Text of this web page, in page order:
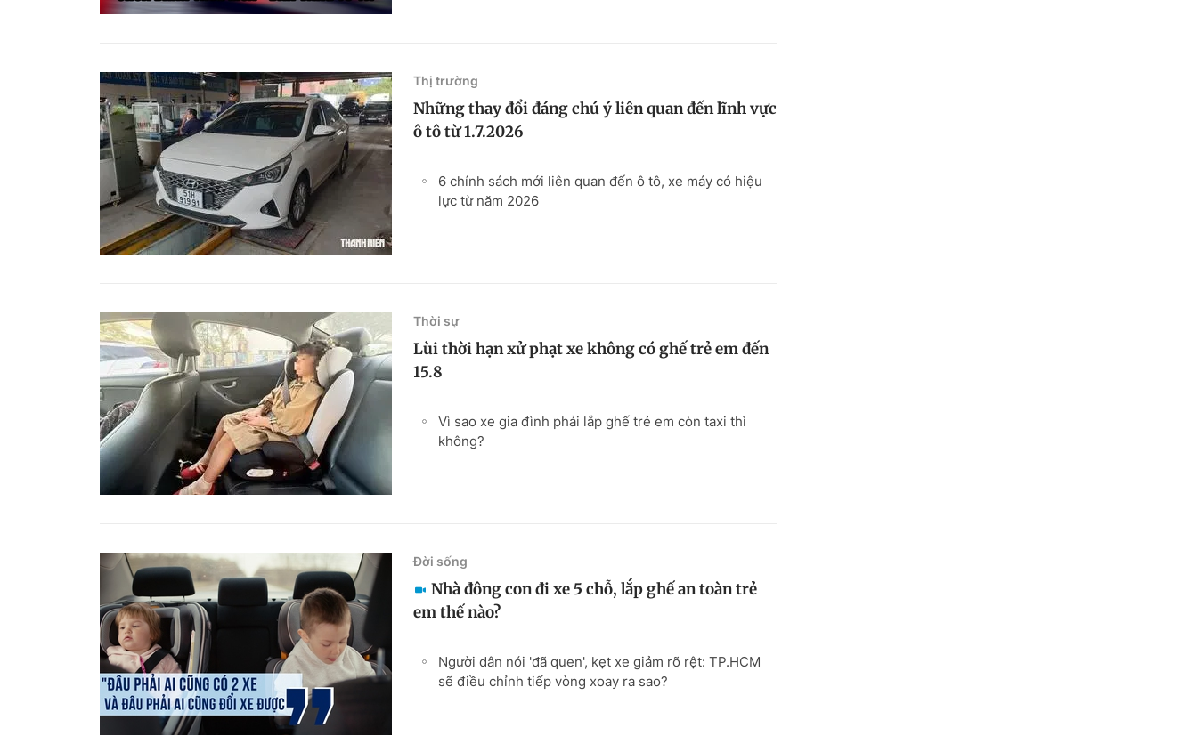
Thị trường
Những thay đổi đáng chú ý liên quan đến lĩnh vực
ô tô từ 1.7.2026
6 chính sách mới liên quan đến ô tô, xe máy có hiệu
lực từ năm 2026
Thời sự
Lùi thời hạn xử phạt xe không có ghế trẻ em đến
15.8
Vì sao xe gia đình phải lắp ghế trẻ em còn taxi thì
không?
Đời sống
Nhà đông con đi xe 5 chỗ, lắp ghế an toàn trẻ
em thế nào?
Người dân nói 'đã quen', kẹt xe giảm rõ rệt: TP.HCM
sẽ điều chỉnh tiếp vòng xoay ra sao?